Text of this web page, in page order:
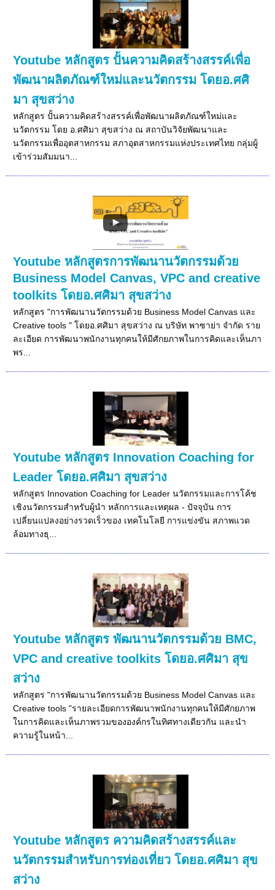
Youtube หลักสูตร ปั้นความคิดสร้างสรรค์เพื่อ
พัฒนาผลิตภัณฑ์ใหม่และนวัตกรรม โดยอ.ศศิ
มา สุขสว่าง
หลักสูตร ปั้นความคิดสร้างสรรค์เพื่อพัฒนาผลิตภัณฑ์ใหม่และ
นวัตกรรม โดย อ.ศศิมา สุขสว่าง ณ สถาบันวิจัยพัฒนาและ
นวัตกรรมเพื่ออุตสาหกรรม สภาอุตสาหกรรมแห่งประเทศไทย กลุ่มผู้
เข้าร่วมสัมมนา...
Youtube หลักสูตรการพัฒนานวัตกรรมด้วย
Business Model Canvas, VPC and creative
toolkits โดยอ.ศศิมา สุขสว่าง
หลักสูตร "การพัฒนานวัตกรรมด้วย Business Model Canvas และ
Creative tools " โดยอ.ศศิมา สุขสว่าง ณ บริษัท พาซาย่า จำกัด ราย
ละเอียด การพัฒนาพนักงานทุกคนให้มีศักยภาพในการคิดและเห็นภา
พร...
Youtube หลักสูตร Innovation Coaching for
Leader โดยอ.ศศิมา สุขสว่าง
หลักสูตร Innovation Coaching for Leader นวัตกรรมและการโค้ช
เชิงนวัตกรรมสําหรับผู้นำ หลักการและเหตุผล - ปัจจุบัน การ
เปลี่ยนแปลงอย่างรวดเร็วของ เทคโนโลยี การแข่งขัน สภาพแวด
ล้อมทางธุ...
Youtube หลักสูตร พัฒนานวัตกรรมด้วย BMC,
VPC and creative toolkits โดยอ.ศศิมา สุข
สว่าง
หลักสูตร "การพัฒนานวัตกรรมด้วย Business Model Canvas และ
Creative tools "รายละเอียดการพัฒนาพนักงานทุกคนให้มีศักยภาพ
ในการคิดและเห็นภาพรวมขององค์กรในทิศทางเดียวกัน และนำ
ความรู้ในหน้า...
Youtube หลักสูตร ความคิดสร้างสรรค์และ
นวัตกรรมสำหรับการท่องเที่ยว โดยอ.ศศิมา สุข
สว่าง